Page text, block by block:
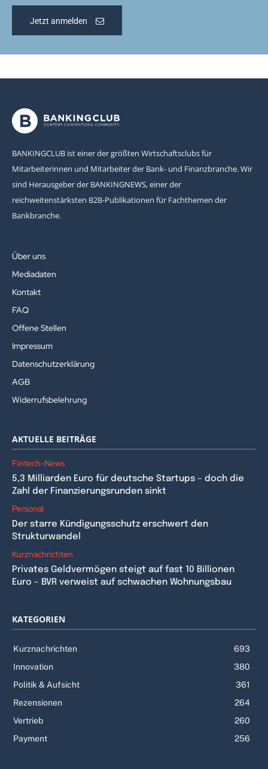
Jetzt anmelden
BANKINGCLUB ist einer der größten Wirtschaftsclubs für
Mitarbeiterinnen und Mitarbeiter der Bank- und Finanzbranche. Wir
sind Herausgeber der BANKINGNEWS, einer der
reichweitenstärksten B2B-Publikationen für Fachthemen der
Bankbranche.
Über uns
Mediadaten
Kontakt
FAQ
Offene Stellen
Impressum
Datenschutzerklärung
AGB
Widerrufsbelehrung
AKTUELLE BEITRÄGE
Fintech-News
5,3 Milliarden Euro für deutsche Startups – doch die
Zahl der Finanzierungsrunden sinkt
Personal
Der starre Kündigungsschutz erschwert den
Strukturwandel
Kurznachrichten
Privates Geldvermögen steigt auf fast 10 Billionen
Euro – BVR verweist auf schwachen Wohnungsbau
KATEGORIEN
Kurznachrichten
693
Innovation
380
Politik & Aufsicht
361
Rezensionen
264
Vertrieb
260
Payment
256